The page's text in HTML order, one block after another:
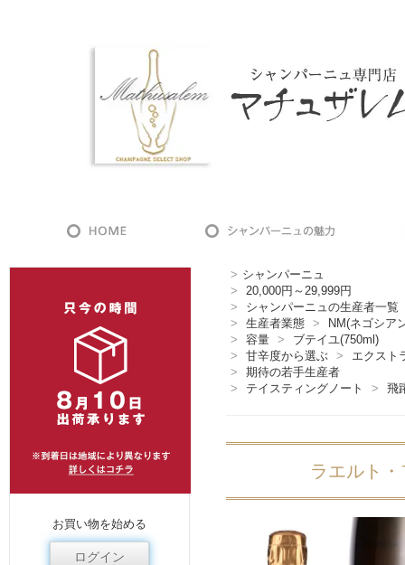
> シャンパーニュ
>
20,000円～29,999円
>
シャンパーニュの生産者一覧
>
生産者業態 >
NM(ネゴシア
>
容量 >
ブテイユ(750ml)
>
甘辛度から選ぶ >
エクスト
>
期待の若手生産者
>
テイスティングノート > 飛
ラエルト
お買い物を始める
ログイン